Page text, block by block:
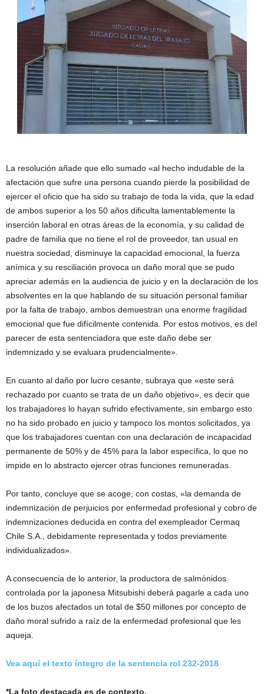
La resolución añade que ello sumado «al hecho indudable de la
afectación que sufre una persona cuando pierde la posibilidad de
ejercer el oficio que ha sido su trabajo de toda la vida, que la edad
de ambos superior a los 50 años dificulta lamentablemente la
inserción laboral en otras áreas de la economía, y su calidad de
padre de familia que no tiene el rol de proveedor, tan usual en
nuestra sociedad, disminuye la capacidad emocional, la fuerza
anímica y su resciliación provoca un daño moral que se pudo
apreciar además en la audiencia de juicio y en la declaración de los
absolventes en la que hablando de su situación personal familiar
por la falta de trabajo, ambos demuestran una enorme fragilidad
emocional que fue difícilmente contenida. Por estos motivos, es del
parecer de esta sentenciadora que este daño debe ser
indemnizado y se evaluara prudencialmente».
En cuanto al daño por lucro cesante, subraya que «este será
rechazado por cuanto se trata de un daño objetivo», es decir que
los trabajadores lo hayan sufrido efectivamente, sin embargo esto
no ha sido probado en juicio y tampoco los montos solicitados, ya
que los trabajadores cuentan con una declaración de incapacidad
permanente de 50% y de 45% para la labor específica, lo que no
impide en lo abstracto ejercer otras funciones remuneradas.
Por tanto, concluye que se acoge, con costas, «la demanda de
indemnización de perjuicios por enfermedad profesional y cobro de
indemnizaciones deducida en contra del exempleador Cermaq
Chile S.A., debidamente representada y todos previamente
individualizados».
A consecuencia de lo anterior, la productora de salmónidos
controlada por la japonesa Mitsubishi deberá pagarle a cada uno
de los buzos afectados un total de $50 millones por concepto de
daño moral sufrido a raíz de la enfermedad profesional que les
aqueja.
Vea aquí el texto íntegro de la sentencia rol 232-2018
*La foto destacada es de contexto.